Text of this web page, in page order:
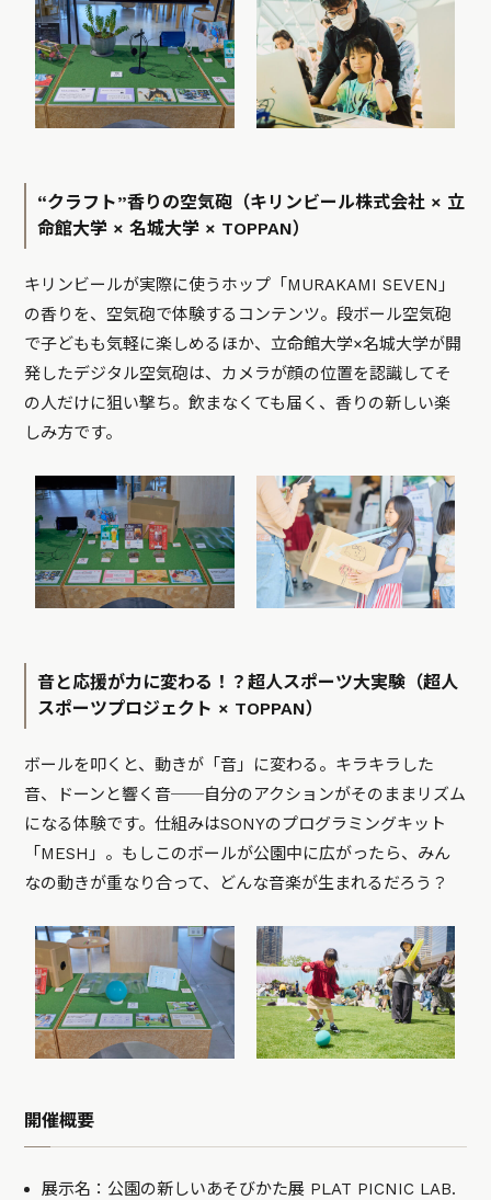
“クラフト”香りの空気砲（キリンビール株式会社 × 立
命館大学 × 名城大学 × TOPPAN）
キリンビールが実際に使うホップ「MURAKAMI SEVEN」
の香りを、空気砲で体験するコンテンツ。段ボール空気砲
で子どもも気軽に楽しめるほか、立命館大学×名城大学が開
発したデジタル空気砲は、カメラが顔の位置を認識してそ
の人だけに狙い撃ち。飲まなくても届く、香りの新しい楽
しみ方です。
音と応援が力に変わる！？超人スポーツ大実験（超人
スポーツプロジェクト × TOPPAN）
ボールを叩くと、動きが「音」に変わる。キラキラした
音、ドーンと響く音──自分のアクションがそのままリズム
になる体験です。仕組みはSONYのプログラミングキット
「MESH」。もしこのボールが公園中に広がったら、みん
なの動きが重なり合って、どんな音楽が生まれるだろう？
開催概要
展示名：公園の新しいあそびかた展 PLAT PICNIC LAB.